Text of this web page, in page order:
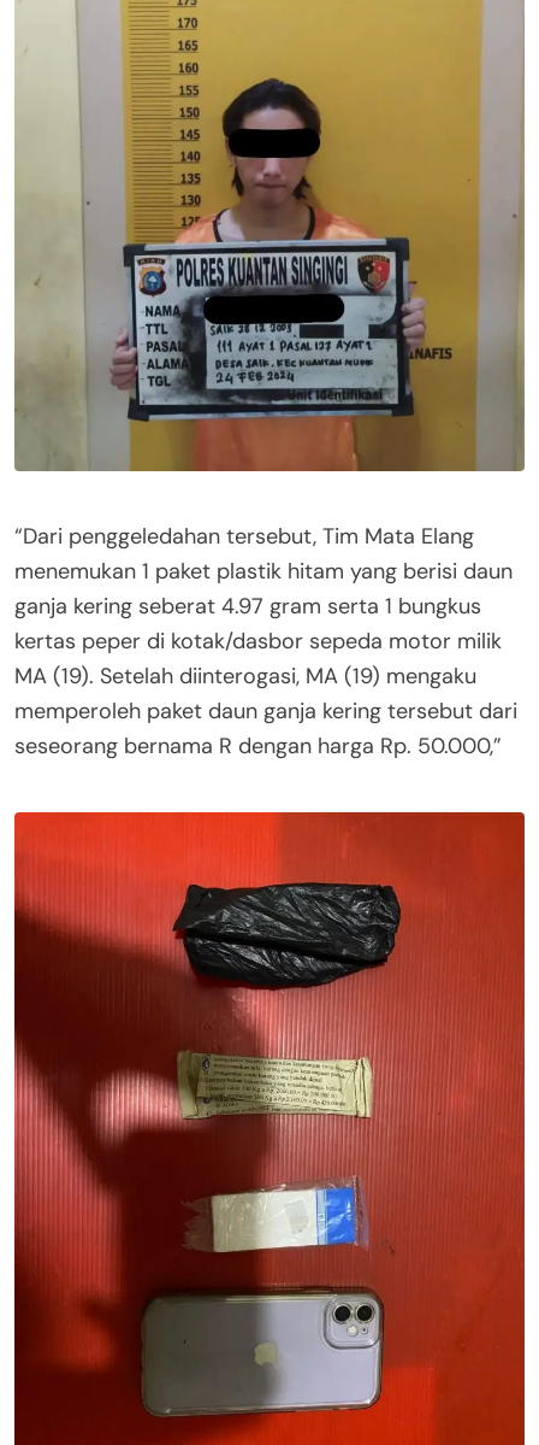
“Dari penggeledahan tersebut, Tim Mata Elang
menemukan 1 paket plastik hitam yang berisi daun
ganja kering seberat 4.97 gram serta 1 bungkus
kertas peper di kotak/dasbor sepeda motor milik
MA (19). Setelah diinterogasi, MA (19) mengaku
memperoleh paket daun ganja kering tersebut dari
seseorang bernama R dengan harga Rp. 50.000,”